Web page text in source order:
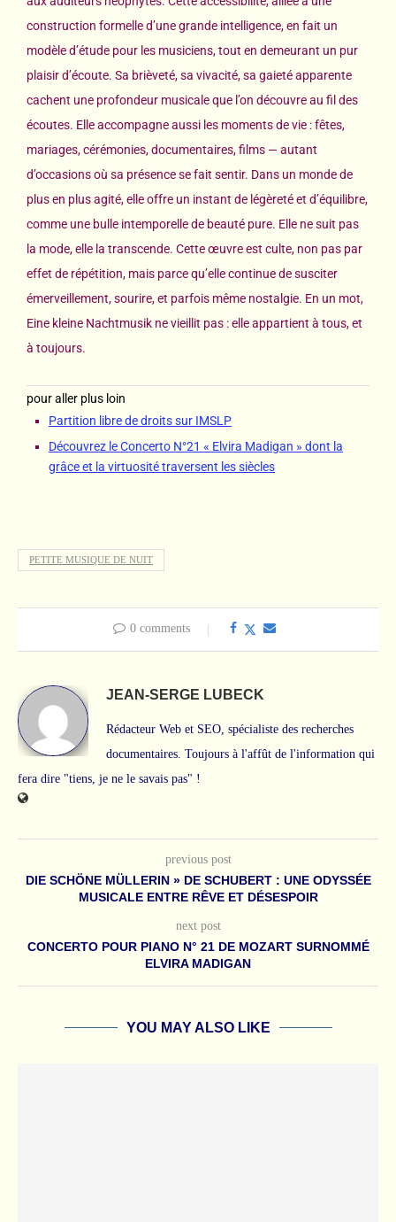
construction formelle d’une grande intelligence, en fait un
modèle d’étude pour les musiciens, tout en demeurant un pur
plaisir d’écoute. Sa brièveté, sa vivacité, sa gaieté apparente
cachent une profondeur musicale que l’on découvre au fil des
écoutes. Elle accompagne aussi les moments de vie : fêtes,
mariages, cérémonies, documentaires, films — autant
d’occasions où sa présence se fait sentir. Dans un monde de
plus en plus agité, elle offre un instant de légèreté et d’équilibre,
comme une bulle intemporelle de beauté pure. Elle ne suit pas
la mode, elle la transcende. Cette œuvre est culte, non pas par
effet de répétition, mais parce qu’elle continue de susciter
émerveillement, sourire, et parfois même nostalgie. En un mot,
Eine kleine Nachtmusik ne vieillit pas : elle appartient à tous, et
à toujours.
pour aller plus loin
Partition libre de droits sur IMSLP
Découvrez le Concerto N°21 « Elvira Madigan » dont la
grâce et la virtuosité traversent les siècles
PETITE MUSIQUE DE NUIT
0 comments
JEAN-SERGE LUBECK
Rédacteur Web et SEO, spécialiste des recherches
documentaires. Toujours à l'affût de l'information qui
fera dire "tiens, je ne le savais pas" !
previous post
DIE SCHÖNE MÜLLERIN » DE SCHUBERT : UNE ODYSSÉE
MUSICALE ENTRE RÊVE ET DÉSESPOIR
next post
CONCERTO POUR PIANO N° 21 DE MOZART SURNOMMÉ
ELVIRA MADIGAN
YOU MAY ALSO LIKE